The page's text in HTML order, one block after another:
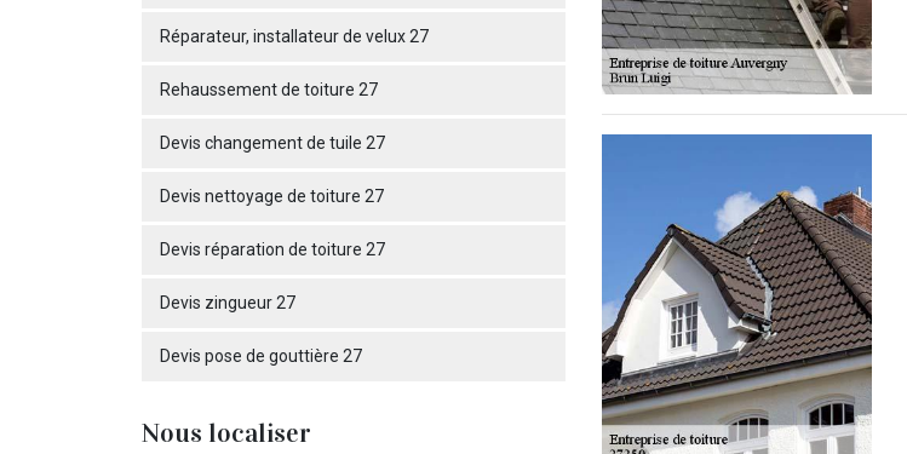
Réparateur, installateur de velux 27
Rehaussement de toiture 27
Devis changement de tuile 27
Devis nettoyage de toiture 27
Devis réparation de toiture 27
Devis zingueur 27
Devis pose de gouttière 27
Nous localiser